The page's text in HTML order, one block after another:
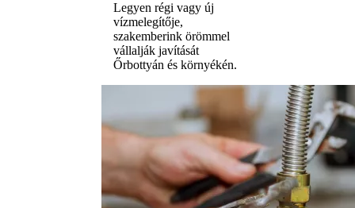
Legyen régi vagy új
vízmelegítője,
szakemberink örömmel
vállalják javítását
Őrbottyán és környékén.